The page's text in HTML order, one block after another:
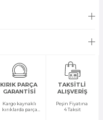
KIRIK PARÇA
GARANTİSİ
Kargo kaynaklı
kırıklarda parça
TAKSİTLİ
ALIŞVERİŞ
Peşin Fiyatına
4 Taksit